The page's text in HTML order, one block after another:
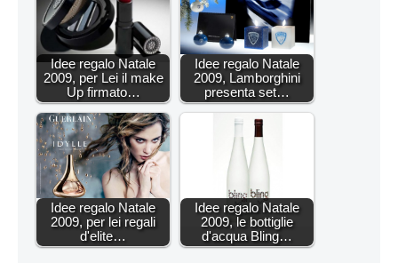
Idee regalo Natale
2009, per Lei il make
Up firmato…
Idee regalo Natale
2009, Lamborghini
presenta set…
Idee regalo Natale
2009, per lei regali
d'elite…
Idee regalo Natale
2009, le bottiglie
d'acqua Bling…